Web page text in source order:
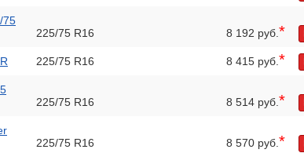
75
225/75 R16
8 192 руб. *
225/75 R16 8 415 руб. *
225/75 R16
8 514 руб. *
225/75 R16
8 570 руб. *